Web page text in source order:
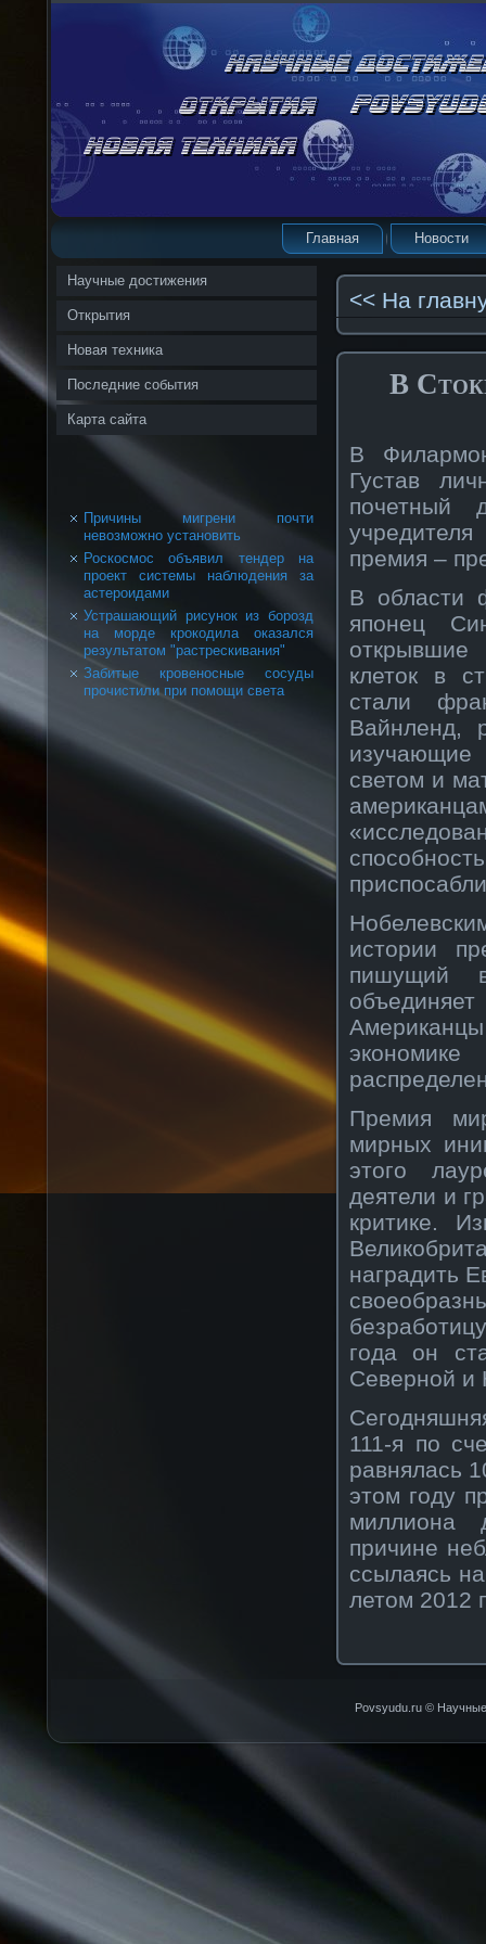
Главная Новости
Научные достижения
Открытия
Новая техника
Последние события
Карта сайта
Причины мигрени почти
невозможно установить
Роскосмос объявил тендер на
проект системы наблюдения за
астероидами
Устрашающий рисунок из борозд
на морде крокодила оказался
результатом "растрескивания"
Забитые кровеносные сосуды
прочистили при помощи света
<< На
В
В
Густав
почетный
премия –
В области
японец
открывшие
клеток в
стали
Вайнленд,
изучающие
светом и
истории
пишущий
Премия
мирных
этого
деятели и
критике.
наградить
года он
Северной
111-я по
равнялась
этом году
миллиона
причине
ссылаясь
летом 2012
Povsyudu.ru © Научные